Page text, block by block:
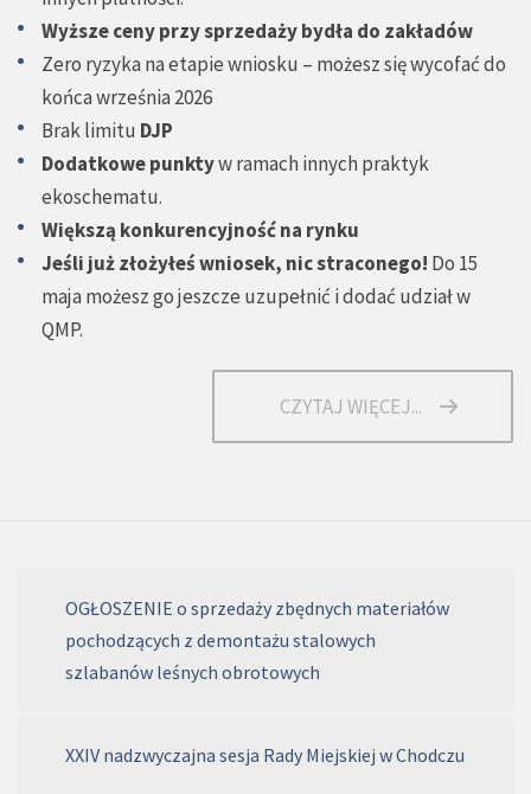
Wyższe ceny przy sprzedaży bydła do zakładów
Zero ryzyka na etapie wniosku – możesz się wycofać do
końca września 2026
Brak limitu DJP
Dodatkowe punktyw ramach innych praktyk
ekoschematu.
Większą konkurencyjność na rynku
Jeśli już złożyłeś wniosek, nic straconego! Do 15
maja możesz go jeszcze uzupełnić i dodać udział w
QMP.
CZYTAJ WIĘCEJ...
OGŁOSZENIE o sprzedaży zbędnych materiałów
pochodzących z demontażu stalowych
szlabanów leśnych obrotowych
XXIV nadzwyczajna sesja Rady Miejskiej w Chodczu